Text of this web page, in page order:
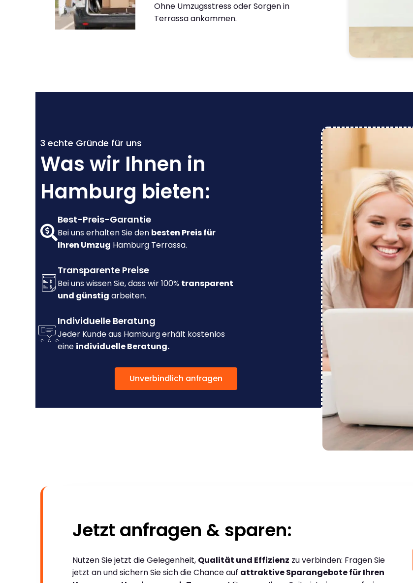
Ohne Umzugsstress oder Sorgen in
Terrassa ankommen.
3 echte Gründe für uns
Was wir Ihnen in
Hamburg bieten:
Best-Preis-Garantie
Bei uns erhalten Sie den besten Preis für
Ihren Umzug Hamburg Terrassa.
Transparente Preise
Bei uns wissen Sie, dass wir 100% transparent
und günstig arbeiten.
Individuelle Beratung
Jeder Kunde aus Hamburg erhält kostenlos
eine individuelle Beratung.
Unverbindlich anfragen
Jetzt anfragen & sparen:
Nutzen Sie jetzt die Gelegenheit, Qualität und Effizienz zu verbinden: Fragen Sie
jetzt an und sichern Sie sich die Chance auf attraktive Sparangebote für Ihren